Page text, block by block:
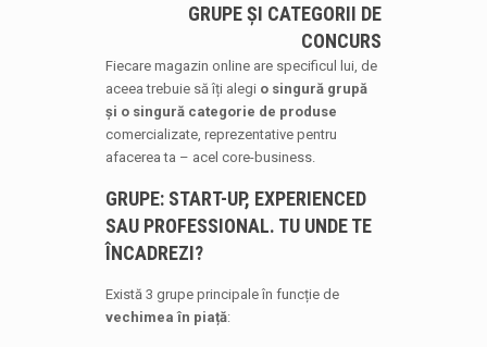
GRUPE ȘI CATEGORII DE
CONCURS
Fiecare magazin online are specificul lui, de
aceea trebuie să îți alegi o singură grupă
și o singură categorie de produse
comercializate, reprezentative pentru
afacerea ta – acel core-business.
GRUPE: START-UP, EXPERIENCED
SAU PROFESSIONAL. TU UNDE TE
ÎNCADREZI?
Există 3 grupe principale în funcție de
vechimea în piață: